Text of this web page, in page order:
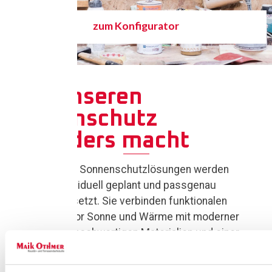
zum Konfigurator
Was unseren
Sonnenschutz
besonders macht
Unsere Sonnenschutzlösungen werden
individuell geplant und passgenau
umgesetzt. Sie verbinden funktionalen
Schutz vor Sonne und Wärme mit moderner
Technik, hochwertigen Materialien und einer
klaren Gestaltung – für komfortable
Lösungen im Innen- und Außenbereich.